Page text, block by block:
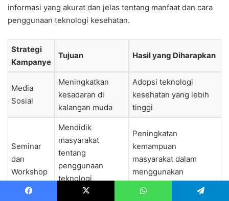
informasi yang akurat dan jelas tentang manfaat dan cara
penggunaan teknologi kesehatan.
Strategi
Kampanye
Tujuan Hasil yang Diharapkan
Media
Sosial
Meningkatkan
kesadaran di
kalangan muda
Adopsi teknologi
kesehatan yang lebih
tinggi
Seminar
dan
Workshop
Mendidik
masyarakat
tentang
penggunaan
teknologi
kesehatan
Peningkatan
kemampuan
masyarakat dalam
menggunakan